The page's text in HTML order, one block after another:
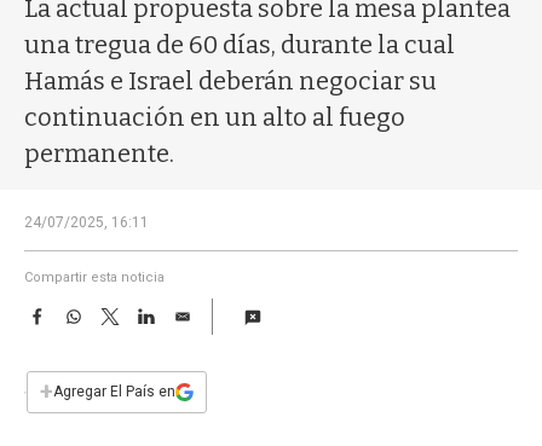
a
La actual propuesta sobre la mesa plantea
una tregua de 60 días, durante la cual
Hamás e Israel deberán negociar su
continuación en un alto al fuego
permanente.
24/07/2025, 16:11
Compartir esta noticia
F
e
b
W
s
T
w
t
L
E
i
l
+Agregar El País en